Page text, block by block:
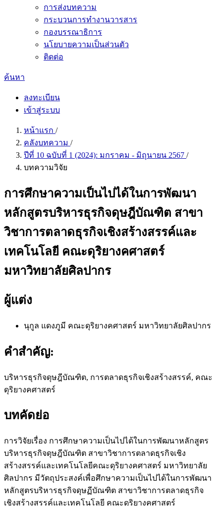
การส่งบทความ
กระบวนการทำงานวารสาร
กองบรรณาธิการ
นโยบายความเป็นส่วนตัว
ติดต่อ
ค้นหา
ลงทะเบียน
เข้าสู่ระบบ
หน้าแรก /
คลังบทความ /
ปีที่ 10 ฉบับที่ 1 (2024): มกราคม - มิถุนายน 2567 /
บทความวิจัย
การศึกษาความเป็นไปได้ในการพัฒนา
หลักสูตรบริหารธุรกิจดุษฎีบัณฑิต สาขา
วิชาการตลาดธุรกิจเชิงสร้างสรรค์และ
เทคโนโลยี คณะดุริยางคศาสตร์
มหาวิทยาลัยศิลปากร
ผู้แต่ง
นุกูล แดงภูมี คณะดุริยางคศาสตร์ มหาวิทยาลัยศิลปากร
คำสำคัญ:
บริหารธุรกิจดุษฎีบัณฑิต, การตลาดธุรกิจเชิงสร้างสรรค์, คณะ
ดุริยางคศาสตร์
บทคัดย่อ
การวิจัยเรื่อง การศึกษาความเป็นไปได้ในการพัฒนาหลักสูตร
บริหารธุรกิจดุษฎีบัณฑิต สาขาวิชาการตลาดธุรกิจเชิง
สร้างสรรค์และเทคโนโลยีคณะดุริยางคศาสตร์ มหาวิทยาลัย
ศิลปากร มีวัตถุประสงค์เพื่อศึกษาความเป็นไปได้ในการพัฒนา
หลักสูตรบริหารธุรกิจดุษฏีบัณฑิต สาขาวิชาการตลาดธุรกิจ
เชิงสร้างสรรค์และเทคโนโลยี คณะดุริยางคศาสตร์